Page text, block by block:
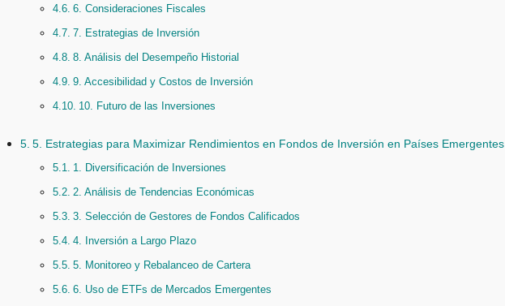
6. Consideraciones Fiscales
7. Estrategias de Inversión
8. Análisis del Desempeño Historial
9. Accesibilidad y Costos de Inversión
10. Futuro de las Inversiones
5. Estrategias para Maximizar Rendimientos en Fondos de Inversión en Países Emergentes
1. Diversificación de Inversiones
2. Análisis de Tendencias Económicas
3. Selección de Gestores de Fondos Calificados
4. Inversión a Largo Plazo
5. Monitoreo y Rebalanceo de Cartera
6. Uso de ETFs de Mercados Emergentes